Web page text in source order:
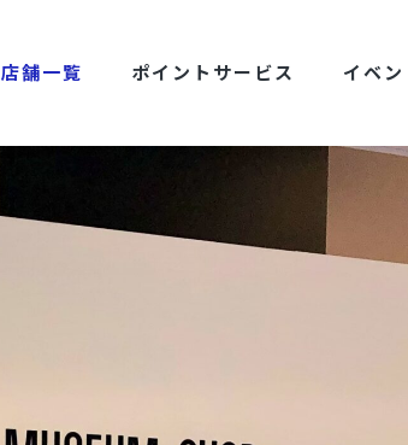
店舗一覧 ポイントサービス イベ